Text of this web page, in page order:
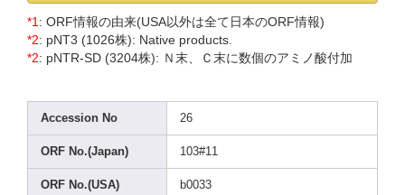
*1 : ORF情報の由来(USA以外は全て日本のORF情報)
*2: pNT3 (1026株): Native products.
*2: pNTR-SD (3204株): Ｎ末、Ｃ末に数個のアミノ酸付加
Accession No 26
ORF No.(Japan) 103#11
ORF No.(USA) b0033